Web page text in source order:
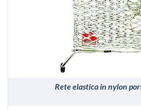
VEDI
Rete elastica in nylon